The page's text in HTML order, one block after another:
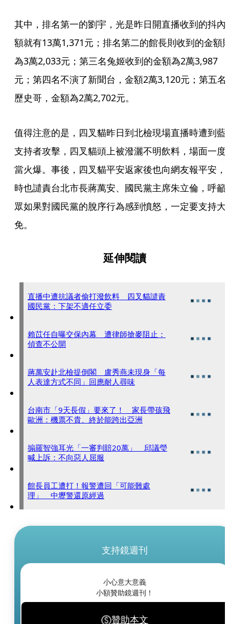
其中，排名第一的劉宇，光是昨日開直播收到的抖內
額就有13萬1,371元；排名第二的館長則收到的金額
為3萬2,033元；第三名兔姬收到的金額為2萬3,987
元；第四名不演了新聞台，金額2萬3,120元；第五名
歷史哥，金額為2萬2,702元。
值得注意的是，四叉貓昨日到北檢現場直播時遭到藍
支持者攻擊，四叉貓頭上被潑灑不明飲料，場面一度
當火爆。事後，四叉貓平安返家後也向網友報平安，
時也譴責台北市長蔣萬安、國民黨主席朱立倫，呼籲
眾如果對國民黨的脫序行為感到憤怒，一定要支持大
免。
延伸閱讀
直播中遭抗議者偷打潑飲料 四叉貓譴責
國民黨：下架不適任立委
賴苡任自曝交保內幕 遭律師搶麥阻止：
偵查不公開
蔣萬安赴北檢提倒閣 盧秀燕未現身「每
人表達方式不同」回應耐人尋味
台南市「9天長假」要來了！ 家長帶孩飛
歐洲：機票不貴、終於能跨出亞洲
搧羅智強耳光「一審判賠20萬」 邱議瑩
喊上訴：不向惡人屈服
館長員工遭打！報警遭回「可能難處
理」 中壢警還原經過
支持鏡週刊
小心意大意義
小額贊助鏡週刊！
贊助本文